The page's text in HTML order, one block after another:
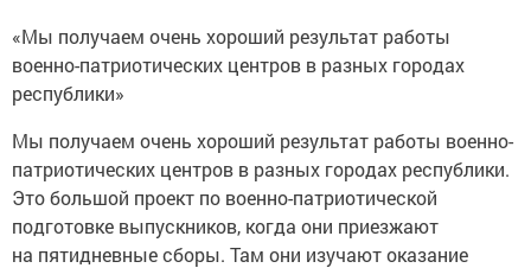
«Мы получаем очень хороший результат работы
военно-патриотических центров в разных городах
республики»
Мы получаем очень хороший результат работы военно-
патриотических центров в разных городах республики.
Это большой проект по военно-патриотической
подготовке выпускников, когда они приезжают
на пятидневные сборы. Там они изучают оказание